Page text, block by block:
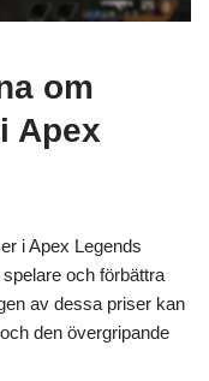
om
Apex
i Apex Legends
och förbättra
av dessa priser kan
den övergripande